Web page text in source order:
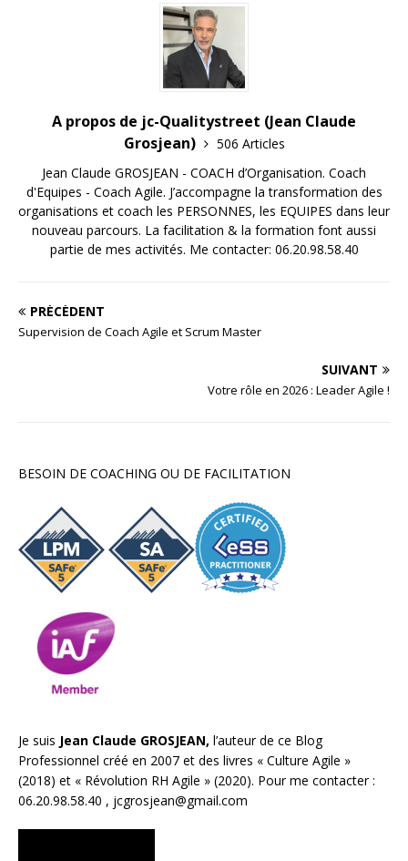
A propos de jc-Qualitystreet (Jean Claude
Grosjean)
506 Articles
Jean Claude GROSJEAN - COACH d’Organisation. Coach
d'Equipes - Coach Agile. J’accompagne la transformation des
organisations et coach les PERSONNES, les EQUIPES dans leur
nouveau parcours. La facilitation & la formation font aussi
partie de mes activités. Me contacter: 06.20.98.58.40
PRÉCÉDENT
Supervision de Coach Agile et Scrum Master
SUIVANT
Votre rôle en 2026 : Leader Agile !
BESOIN DE COACHING OU DE FACILITATION
Je suis Jean Claude GROSJEAN, l’auteur de ce Blog
Professionnel créé en 2007 et des livres « Culture Agile »
(2018) et « Révolution RH Agile » (2020). Pour me contacter :
06.20.98.58.40 , jcgrosjean@gmail.com